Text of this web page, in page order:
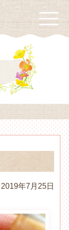
2019年7月25日